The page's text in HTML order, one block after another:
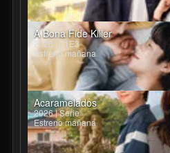
A Bona Fide Killer
2026 | T1E3
Estreno mañana
Acaramelados
2026 | Serie
Estreno mañana